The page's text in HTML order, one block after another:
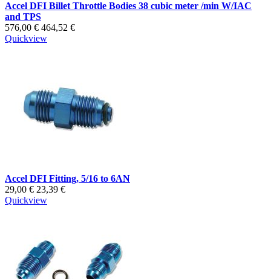
Accel DFI Billet Throttle Bodies 38 cubic meter /min W/IAC
and TPS
576,00 € 464,52 €
Quickview
Accel DFI Fitting, 5/16 to 6AN
29,00 € 23,39 €
Quickview